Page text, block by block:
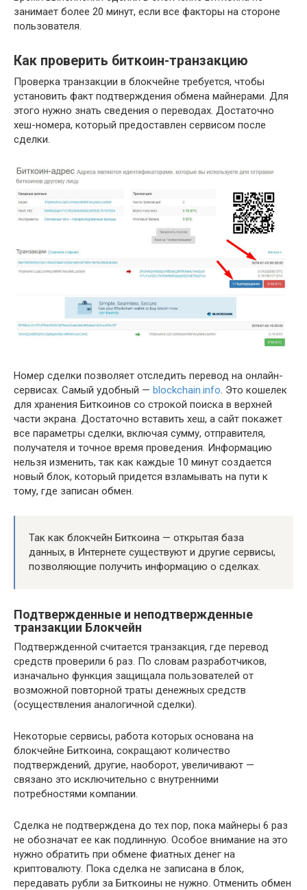
занимает более 20 минут, если все факторы на стороне
пользователя.
Как проверить биткоин-транзакцию
Проверка транзакции в блокчейне требуется, чтобы
установить факт подтверждения обмена майнерами. Для
этого нужно знать сведения о переводах. Достаточно
хеш-номера, который предоставлен сервисом после
сделки.
Номер сделки позволяет отследить перевод на онлайн-
сервисах. Самый удобный — blockchain.info. Это кошелек
для хранения Биткоинов со строкой поиска в верхней
части экрана. Достаточно вставить хеш, а сайт покажет
все параметры сделки, включая сумму, отправителя,
получателя и точное время проведения. Информацию
нельзя изменить, так как каждые 10 минут создается
новый блок, который придется взламывать на пути к
тому, где записан обмен.
Так как блокчейн Биткоина — открытая база
данных, в Интернете существуют и другие сервисы,
позволяющие получить информацию о сделках.
Подтвержденные и неподтвержденные
транзакции Блокчейн
Подтвержденной считается транзакция, где перевод
средств проверили 6 раз. По словам разработчиков,
изначально функция защищала пользователей от
возможной повторной траты денежных средств
(осуществления аналогичной сделки).
Некоторые сервисы, работа которых основана на
блокчейне Биткоина, сокращают количество
подтверждений, другие, наоборот, увеличивают —
связано это исключительно с внутренними
потребностями компании.
Сделка не подтверждена до тех пор, пока майнеры 6 раз
не обозначат ее как подлинную. Особое внимание на это
нужно обратить при обмене фиатных денег на
криптовалюту. Пока сделка не записана в блок,
передавать рубли за Биткоины не нужно. Отменить обмен